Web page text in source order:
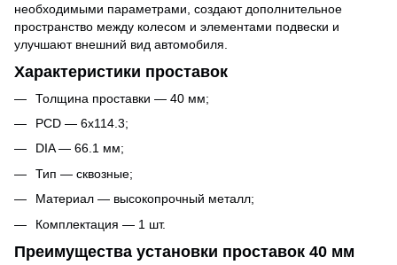
необходимыми параметрами, создают дополнительное
пространство между колесом и элементами подвески и
улучшают внешний вид автомобиля.
Характеристики проставок
Толщина проставки — 40 мм;
PCD — 6x114.3;
DIA — 66.1 мм;
Тип — сквозные;
Материал — высокопрочный металл;
Комплектация — 1 шт.
Преимущества установки проставок 40 мм